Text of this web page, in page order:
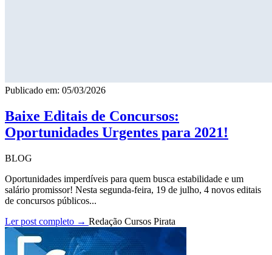
Publicado em: 05/03/2026
Baixe Editais de Concursos:
Oportunidades Urgentes para 2021!
BLOG
Oportunidades imperdíveis para quem busca estabilidade e um
salário promissor! Nesta segunda-feira, 19 de julho, 4 novos editais
de concursos públicos...
Ler post completo → Redação Cursos Pirata